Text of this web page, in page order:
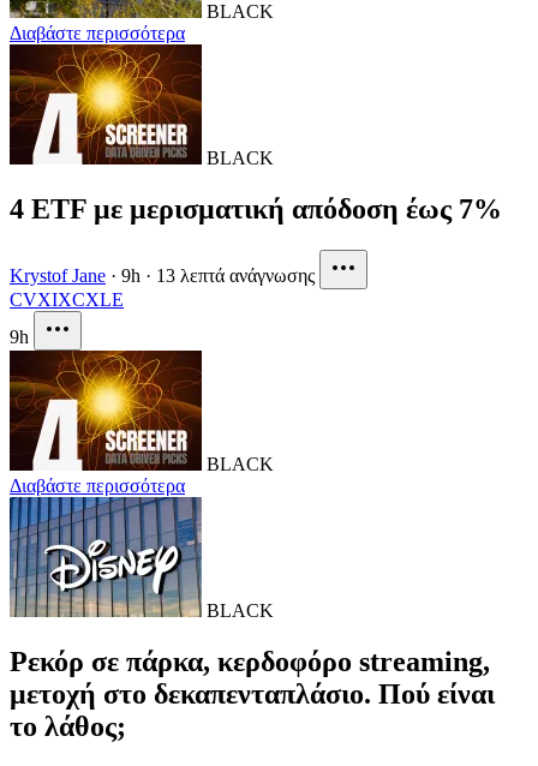
BLACK
Διαβάστε περισσότερα
BLACK
4 ETF με μερισματική απόδοση έως 7%
Krystof Jane · 9h · 13 λεπτά ανάγνωσης
CVXIXCXLE
9h
BLACK
Διαβάστε περισσότερα
BLACK
Ρεκόρ σε πάρκα, κερδοφόρο streaming,
μετοχή στο δεκαπενταπλάσιο. Πού είναι
το λάθος;